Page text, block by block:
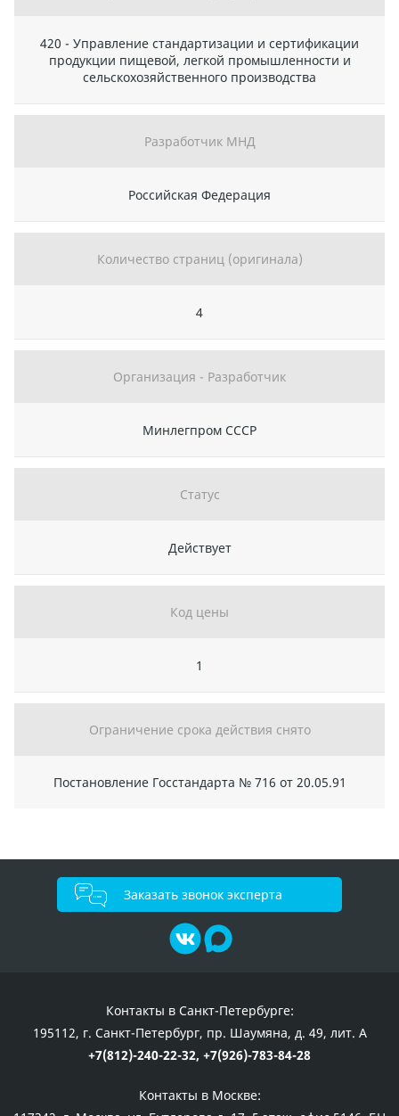
420 - Управление стандартизации и сертификации
продукции пищевой, легкой промышленности и
сельскохозяйственного производства
Разработчик МНД
Российская Федерация
Количество страниц (оригинала)
4
Организация - Разработчик
Минлегпром СССР
Статус
Действует
Код цены
1
Ограничение срока действия снято
Постановление Госстандарта № 716 от 20.05.91
Заказать звонок эксперта
Контакты в Санкт-Петербурге:
195112, г. Санкт-Петербург, пр. Шаумяна, д. 49, лит. А
+7(812)-240-22-32, +7(926)-783-84-28
Контакты в Москве: